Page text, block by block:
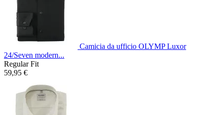
Camicia da ufficio OLYMP Luxor
24/Seven modern...
Regular Fit
59,95 €